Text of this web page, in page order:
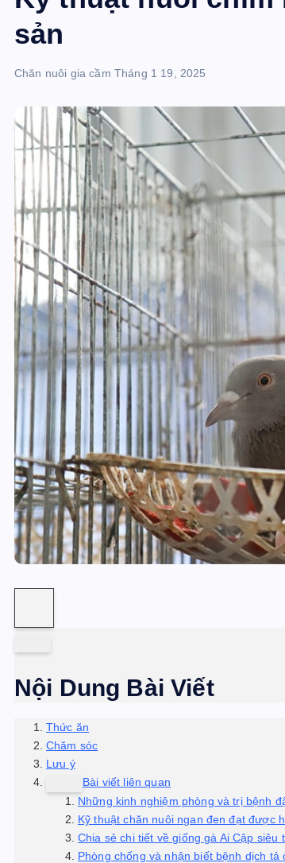
sản
Chăn nuôi gia cầm Tháng 1 19, 2025
Nội Dung Bài Viết
Thức ăn
Chăm sóc
Lưu ý
Bài viết liên quan
Những kinh nghiệm phòng và trị bệnh
Kỹ thuật chăn nuôi ngan đen đạt được
Chia sẻ chi tiết về giống gà Ai Cập siêu
Phòng chống và nhận biết bệnh dịch tả